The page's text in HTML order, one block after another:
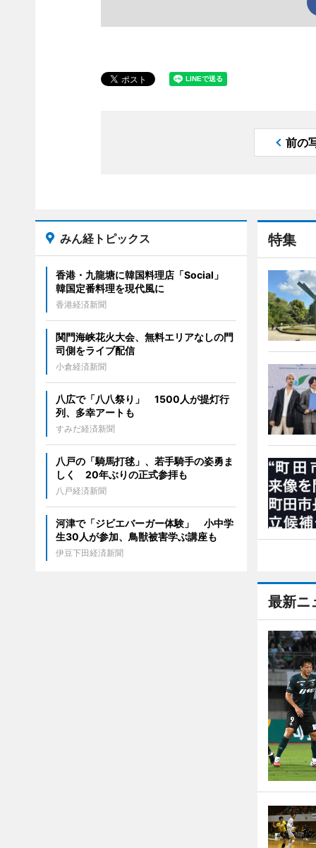
前の
特集
最新ニ
みん経トピックス
香港・九龍塘に韓国料理店「Social」
韓国定番料理を現代風に
香港経済新聞
関門海峡花火大会、無料エリアなしの門
司側をライブ配信
小倉経済新聞
八広で「八八祭り」 1500人が提灯行
列、多幸アートも
すみだ経済新聞
八戸の「騎馬打毬」、若手騎手の姿勇ま
しく 20年ぶりの正式参拝も
八戸経済新聞
河津で「ジビエバーガー体験」 小中学
生30人が参加、鳥獣被害学ぶ講座も
伊豆下田経済新聞